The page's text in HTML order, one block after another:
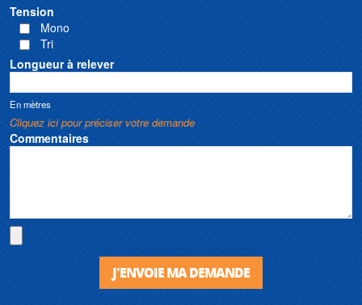
Tension
Mono
Tri
Longueur à relever
En mètres
Cliquez ici pour préciser votre demande
Commentaires
J'ENVOIE MA DEMANDE